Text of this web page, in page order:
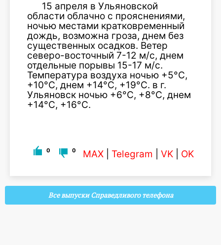
15 апреля в Ульяновской
области облачно с прояснениями,
ночью местами кратковременный
дождь, возможна гроза, днем без
существенных осадков. Ветер
северо-восточный 7-12 м/с, днем
отдельные порывы 15-17 м/с.
Температура воздуха ночью +5°С,
+10°С, днем +14°С, +19°С. в г.
Ульяновск ночью +6°С, +8°С, днем
+14°С, +16°С.
0 0 MAX Telegram VK OK
Все выпуски Справедливого телефона